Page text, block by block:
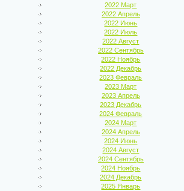
2022 Март
2022 Апрель
2022 Июнь
2022 Июль
2022 Август
2022 Сентябрь
2022 Ноябрь
2022 Декабрь
2023 Февраль
2023 Март
2023 Апрель
2023 Декабрь
2024 Февраль
2024 Март
2024 Апрель
2024 Июнь
2024 Август
2024 Сентябрь
2024 Ноябрь
2024 Декабрь
2025 Январь